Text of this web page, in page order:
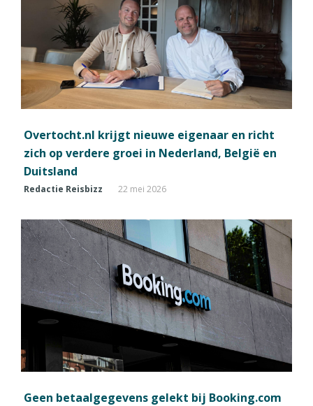
Overtocht.nl krijgt nieuwe eigenaar en richt
zich op verdere groei in Nederland, België en
Duitsland
Redactie Reisbizz 22 mei 2026
Geen betaalgegevens gelekt bij Booking.com